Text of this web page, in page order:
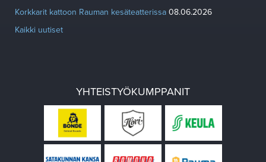
Korkkarit kattoon Rauman kesäteatterissa 08.06.2026
Kaikki uutiset
YHTEISTYÖKUMPPANIT